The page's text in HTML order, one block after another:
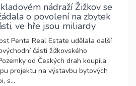
nádraží Žižkov se
o povolení na zbytek
ve hře jsou miliardy
Penta Real Estate udělala další
části žižkovského
od Českých drah koupila
projektu na výstavbu bytových
s...